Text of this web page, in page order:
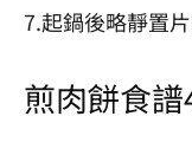
7.起鍋後略靜置
煎肉餅食譜